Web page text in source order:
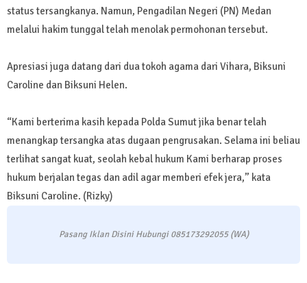
status tersangkanya. Namun, Pengadilan Negeri (PN) Medan
melalui hakim tunggal telah menolak permohonan tersebut.
Apresiasi juga datang dari dua tokoh agama dari Vihara, Biksuni
Caroline dan Biksuni Helen.
“Kami berterima kasih kepada Polda Sumut jika benar telah
menangkap tersangka atas dugaan pengrusakan. Selama ini beliau
terlihat sangat kuat, seolah kebal hukum Kami berharap proses
hukum berjalan tegas dan adil agar memberi efek jera,” kata
Biksuni Caroline. (Rizky)
Pasang Iklan Disini Hubungi 085173292055 (WA)